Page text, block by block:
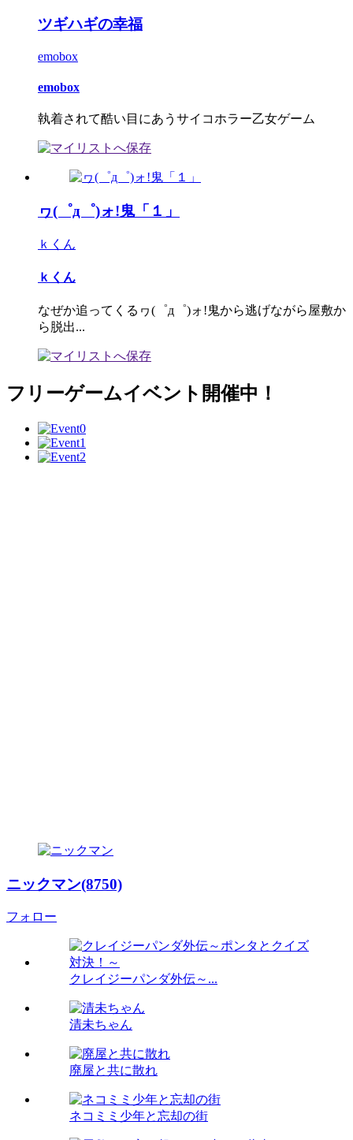
ツギハギの幸福
emobox
emobox
執着されて酷い目にあうサイコホラー乙女ゲーム
ヮ(゜д゜)ォ!鬼「１」
ｋくん
ｋくん
なぜか追ってくるヮ(゜д゜)ォ!鬼から逃げながら屋敷か
ら脱出...
フリーゲームイベント開催中！
ニックマン(8750)
フォロー
クレイジーパンダ外伝～...
清未ちゃん
廃屋と共に散れ
ネコミミ少年と忘却の街